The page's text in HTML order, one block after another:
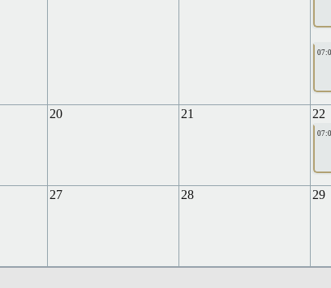
20 21 22
27 28 29